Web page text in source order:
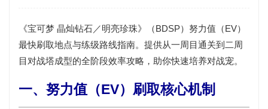
《宝可梦 晶灿钻石／明亮珍珠》（BDSP）努力值（EV）
最快刷取地点与练级路线指南。提供从一周目通关到二周
目对战塔成型的全阶段效率攻略，助你快速培养对战宠。
一、努力值（EV）刷取核心机制